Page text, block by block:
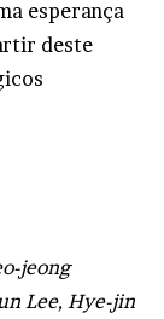
esperança
deste
jeong
Lee, Hye-jin